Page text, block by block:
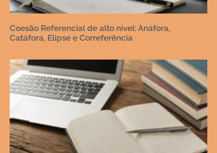
Coesão Referencial de alto nível: Anáfora,
Catáfora, Elipse e Correferência